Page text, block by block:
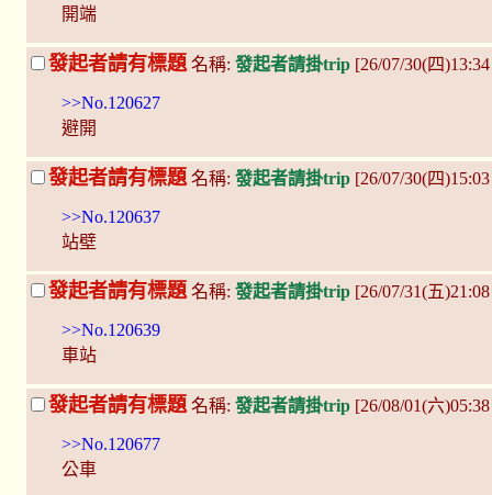
開端
發起者請有標題 名稱: 發起者請掛trip [26/07/30(四
>>No.120627
避開
發起者請有標題 名稱: 發起者請掛trip [26/07/30(四
>>No.120637
站壁
發起者請有標題 名稱: 發起者請掛trip [26/07/31(五
>>No.120639
車站
發起者請有標題 名稱: 發起者請掛trip [26/08/01(六
>>No.120677
公車